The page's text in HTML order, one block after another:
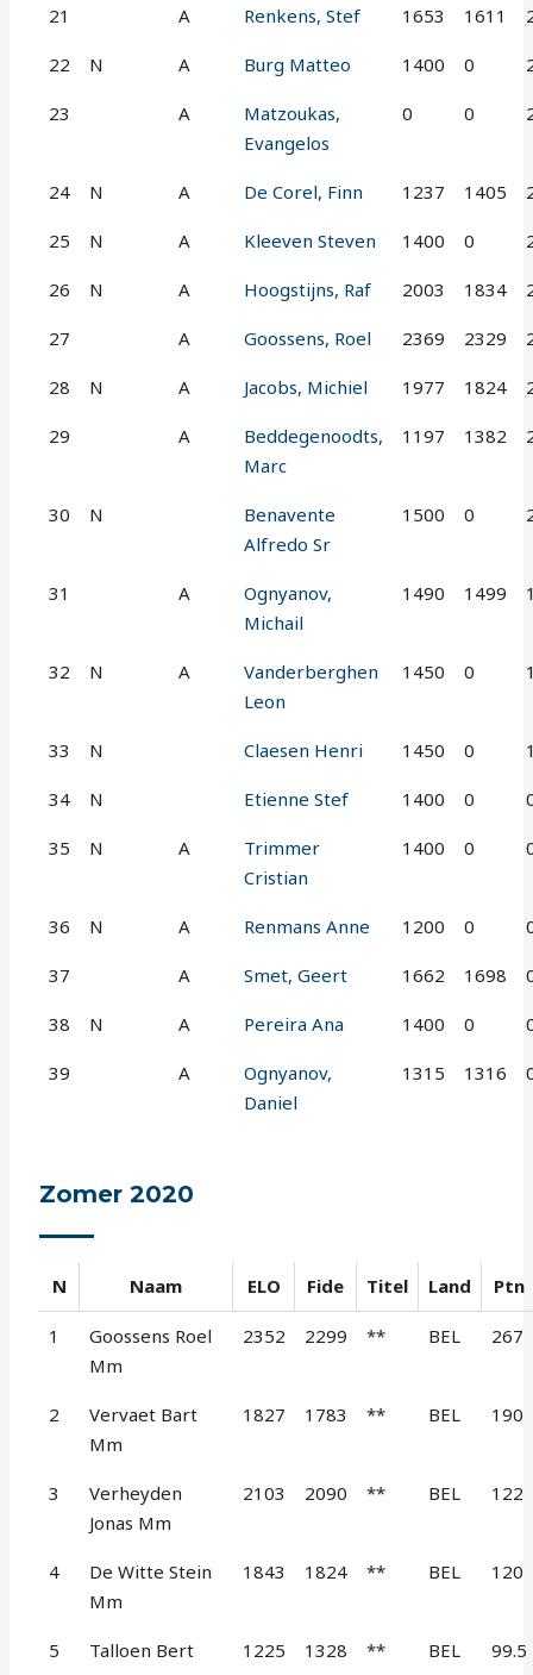
21 A Renkens, Stef 1653 1611
22 N A Burg Matteo 1400 0
23 A
Matzoukas,
Evangelos
0 0
24 N A De Corel, Finn 1237 1405
25 N A Kleeven Steven 1400 0
26 N A Hoogstijns, Raf 2003 1834
27 A Goossens, Roel 2369 2329
28 N A Jacobs, Michiel 1977 1824
29 A
Beddegenoodts,
Marc
1197 1382
30 N
Benavente
Alfredo Sr
1500 0
31 A
Ognyanov,
Michail
1490 1499
32 N A
Vanderberghen
Leon
1450 0
33 N Claesen Henri 1450 0
34 N Etienne Stef 1400 0
35 N A
Trimmer
Cristian
1400 0
36 N A Renmans Anne 1200 0
37 A Smet, Geert 1662 1698
38 N A Pereira Ana 1400 0
39 A
Ognyanov,
Daniel
1315 1316
Zomer 2020
N Naam ELO Fide Titel Land Ptn
1
Goossens Roel
Mm
2352 2299 ** BEL 267
2
Vervaet Bart
Mm
1827 1783 ** BEL 190
3
Verheyden
Jonas Mm
2103 2090 ** BEL 122
4
De Witte Stein
Mm
1843 1824 ** BEL 120
5
Talloen Bert
1225 1328 ** BEL 99.5